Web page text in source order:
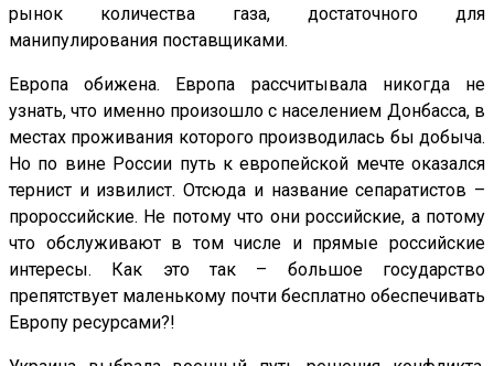
рынок количества газа, достаточного для
манипулирования поставщиками.
Европа обижена. Европа рассчитывала никогда не
узнать, что именно произошло с населением Донбасса, в
местах проживания которого производилась бы добыча.
Но по вине России путь к европейской мечте оказался
тернист и извилист. Отсюда и название сепаратистов –
пророссийские. Не потому что они российские, а потому
что обслуживают в том числе и прямые российские
интересы. Как это так – большое государство
препятствует маленькому почти бесплатно обеспечивать
Европу ресурсами?!